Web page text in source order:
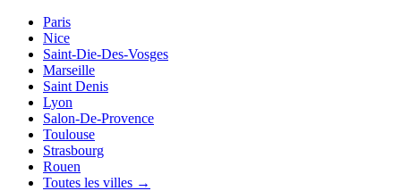
Paris
Nice
Saint-Die-Des-Vosges
Marseille
Saint Denis
Lyon
Salon-De-Provence
Toulouse
Strasbourg
Rouen
Toutes les villes →